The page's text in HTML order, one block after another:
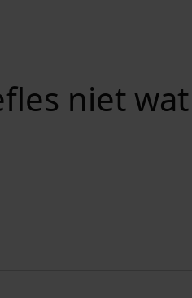
niet